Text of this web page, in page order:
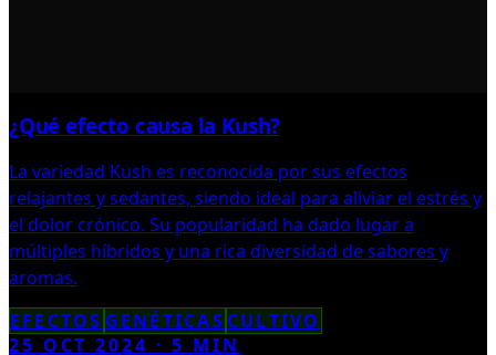
¿Qué efecto causa la Kush?
La variedad Kush es reconocida por sus efectos
relajantes y sedantes, siendo ideal para aliviar el estrés y
el dolor crónico. Su popularidad ha dado lugar a
múltiples híbridos y una rica diversidad de sabores y
aromas.
EFECTOS GENÉTICAS CULTIVO
25 OCT 2024 ·5 MIN